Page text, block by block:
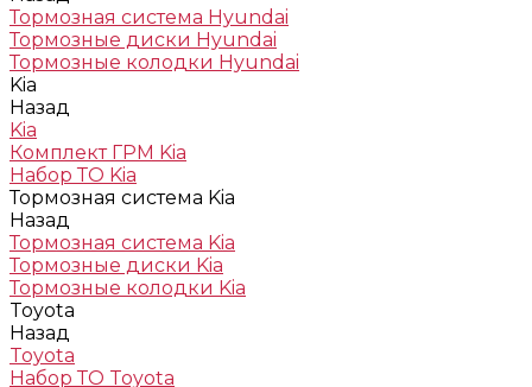
Тормозная система Hyundai
Тормозные диски Hyundai
Тормозные колодки Hyundai
Kia
Назад
Kia
Комплект ГРМ Kia
Набор ТО Kia
Тормозная система Kia
Назад
Тормозная система Kia
Тормозные диски Kia
Тормозные колодки Kia
Toyota
Назад
Toyota
Набор ТО Toyota